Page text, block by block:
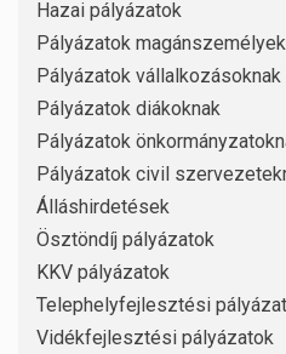
Hazai pályázatok
Pályázatok
Pályázatok vállalkozásoknak
Pályázatok diákoknak
Pályázatok
Pályázatok civil
Álláshirdetések
Ösztöndíj pályázatok
KKV pályázatok
Telephelyfejlesztési
Vidékfejlesztési pályázatok